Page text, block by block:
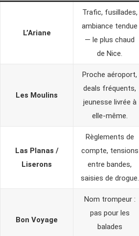
L’Ariane
Trafic, fusillades,
ambiance tendue
— le plus chaud
de Nice.
Les Moulins
Proche aéroport,
deals fréquents,
jeunesse livrée à
elle-même.
Las Planas /
Liserons
Règlements de
compte, tensions
entre bandes,
saisies de drogue.
Bon Voyage
Nom trompeur :
pas pour les
balades